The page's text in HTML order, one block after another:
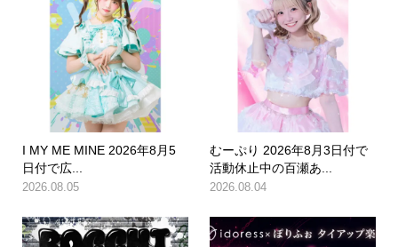
I MY ME MINE 2026年8月5
日付で広...
2026.08.05
むーぷり 2026年8月3日付で
活動休止中の百瀬あ...
2026.08.04